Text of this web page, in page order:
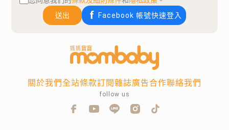
送出
Facebook 帳號快速登入
關於我們全站條款訂閱雜誌廣告合作聯絡我們
follow us